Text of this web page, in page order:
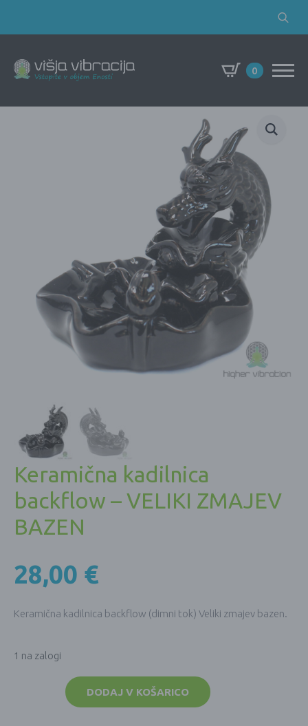
Search
0
Keramična kadilnica
backflow – VELIKI ZMAJEV
BAZEN
28,00 €
Keramična kadilnica backflow (dimni tok) Veliki zmajev bazen.
1 na zalogi
DODAJ V KOŠARICO